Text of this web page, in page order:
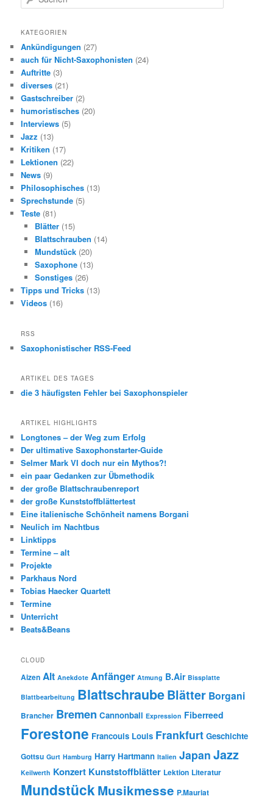
u
h
n
KATEGORIEN
Ankündigungen (27)
auch für Nicht-Saxophonisten (24)
Auftritte (3)
diverses (21)
Gastschreiber (2)
humoristisches (20)
Interviews (5)
Jazz (13)
Kritiken (17)
Lektionen (22)
News (9)
Philosophisches (13)
Sprechstunde (5)
Teste (81)
Blätter(15)
Blattschrauben (14)
Mundstück(20)
Saxophone(13)
Sonstiges(26)
Tipps und Tricks (13)
Videos (16)
RSS
Saxophonistischer RSS-Feed
ARTIKEL DES TAGES
die 3 häufigsten Fehler bei Saxophonspieler
ARTIKEL HIGHLIGHTS
Longtones – der Weg zum Erfolg
Der ultimative Saxophonstarter-Guide
Selmer Mark VI doch nur ein Mythos?!
ein paar Gedanken zur Übmethodik
der große Blattschraubenreport
der große Kunststoffblättertest
Eine italienische Schönheit namens Borgani
Neulich im Nachtbus
Linktipps
Termine – alt
Projekte
Parkhaus Nord
Tobias Haecker Quartett
Termine
Unterricht
Beats&Beans
CLOUD
Aizen Alt Anekdote Anfänger Atmung B.Air Bissplatte
Blattbearbeitung BlattschraubeBlätter Borgani
Brancher Bremen Cannonball Expression Fiberreed
Forestone Francouis Louis Frankfurt Geschichte
Gottsu Gurt Hamburg Harry Hartmann Italien Japan Jazz
Keilwerth Konzert Kunststoffblätter Lektion Literatur
MundstückMusikmesse P.Mauriat